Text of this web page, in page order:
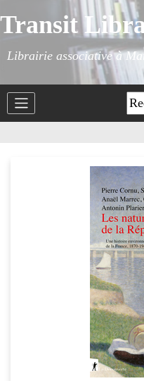
Transit
Librairie associative à